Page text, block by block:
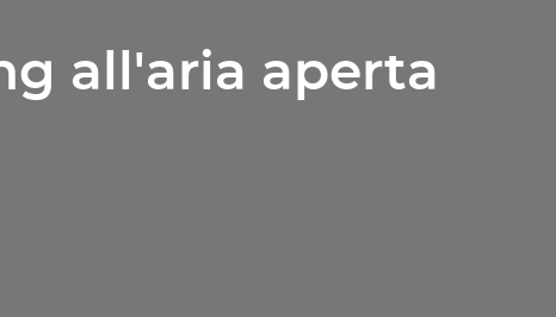
all'aria aperta